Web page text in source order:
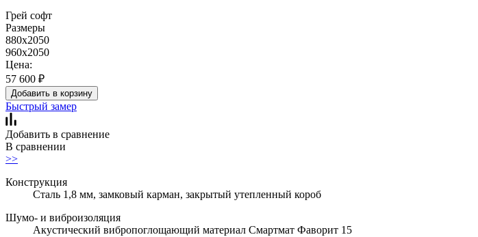
Грей софт
Размеры
880x2050
960x2050
Цена:
57 600 ₽
Добавить в корзину
Быстрый замер
Добавить в сравнение
В сравнении
>>
Конструкция
Сталь 1,8 мм, замковый карман, закрытый утепленный короб
Шумо- и виброизоляция
Акустический вибропоглощающий материал Смартмат Фаворит 15